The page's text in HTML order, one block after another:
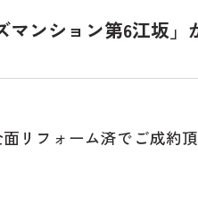
ンション第6江坂」
リフォーム済でご成約頂